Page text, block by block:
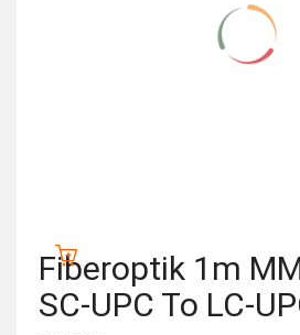
Fiberoptik 1m
SC-UPC To LC-